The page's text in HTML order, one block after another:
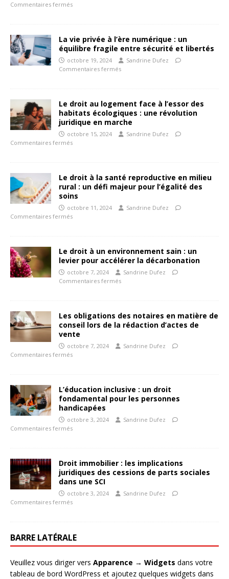
Commentaires fermés
La vie privée à l’ère numérique : un
équilibre fragile entre sécurité et libertés
octobre 19, 2024
Sandrine Dufez
Commentaires fermés
Le droit au logement face à l’essor des
habitats écologiques : une révolution
juridique en marche
octobre 15, 2024
Sandrine Dufez
Commentaires fermés
Le droit à la santé reproductive en milieu
rural : un défi majeur pour l’égalité des
soins
octobre 11, 2024
Sandrine Dufez
Commentaires fermés
Le droit à un environnement sain : un
levier pour accélérer la décarbonation
octobre 7, 2024
Sandrine Dufez
Commentaires fermés
Les obligations des notaires en matière de
conseil lors de la rédaction d’actes de
vente
octobre 7, 2024
Sandrine Dufez
Commentaires fermés
L’éducation inclusive : un droit
fondamental pour les personnes
handicapées
octobre 3, 2024
Sandrine Dufez
Commentaires fermés
Droit immobilier : les implications
juridiques des cessions de parts sociales
dans une SCI
octobre 3, 2024
Sandrine Dufez
Commentaires fermés
BARRE LATÉRALE
Veuillez vous diriger vers Apparence → Widgets dans votre
tableau de bord WordPress et ajoutez quelques widgets dans